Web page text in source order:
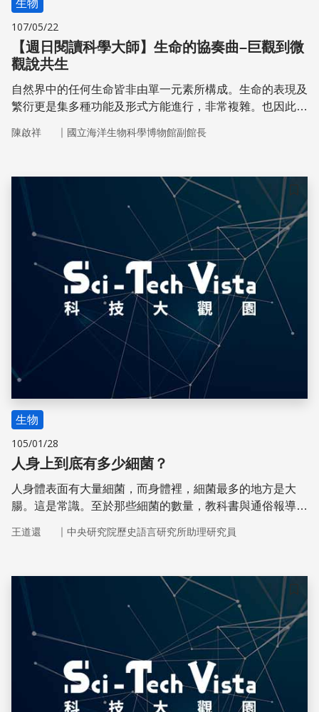
生物
107/05/22
【週日閱讀科學大師】生命的協奏曲–巨觀到微
觀說共生
自然界中的任何生命皆非由單一元素所構成。生命的表現及
繁衍更是集多種功能及形式方能進行，非常複雜。也因此具
陳啟祥 ｜ 國立海洋生物科學博物館副館長
儲存
生物
105/01/28
人身上到底有多少細菌？
人身體表面有大量細菌，而身體裡，細菌最多的地方是大
腸。這是常識。至於那些細菌的數量，教科書與通俗報導流
王道還 ｜ 中央研究院歷史語言研究所助理研究員
儲存